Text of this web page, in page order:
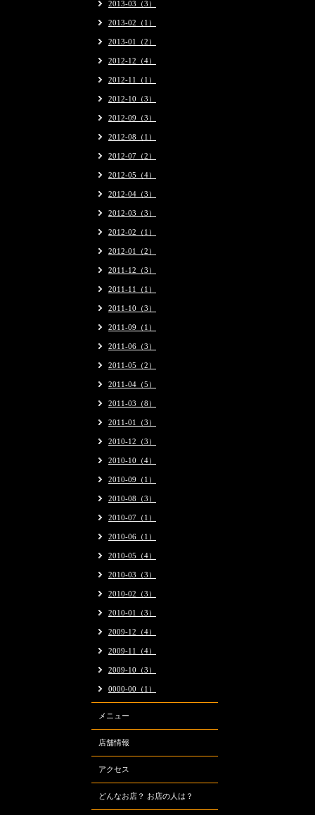
2013-03（3）
2013-02（1）
2013-01（2）
2012-12（4）
2012-11（1）
2012-10（3）
2012-09（3）
2012-08（1）
2012-07（2）
2012-05（4）
2012-04（3）
2012-03（3）
2012-02（1）
2012-01（2）
2011-12（3）
2011-11（1）
2011-10（3）
2011-09（1）
2011-06（3）
2011-05（2）
2011-04（5）
2011-03（8）
2011-01（3）
2010-12（3）
2010-10（4）
2010-09（1）
2010-08（3）
2010-07（1）
2010-06（1）
2010-05（4）
2010-03（3）
2010-02（3）
2010-01（3）
2009-12（4）
2009-11（4）
2009-10（3）
0000-00（1）
メニュー
店舗情報
アクセス
どんなお店？ お店の人は？